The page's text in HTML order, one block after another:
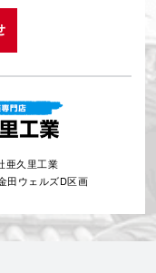
亜久里工業
田ウェルズD区画